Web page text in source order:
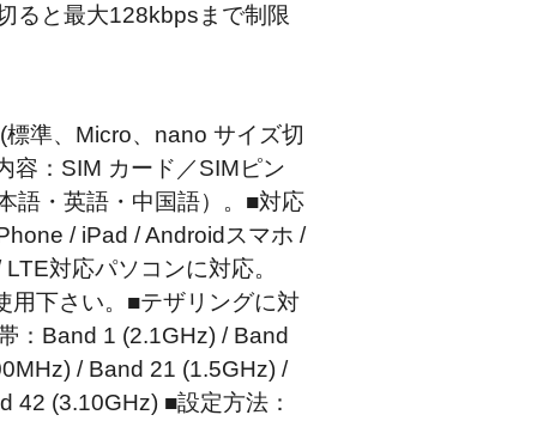
ると最大128kbpsまで制限
準、Micro、nano サイズ切
容：SIM カード／SIMピン
語・英語・中国語）。■対応
/ iPad / Androidスマホ /
対応パソコンに対応。
用下さい。■テザリングに対
：Band 1 (2.1GHz) / Band
/ Band 21 (1.5GHz) /
42 (3.10GHz) ■設定方法：